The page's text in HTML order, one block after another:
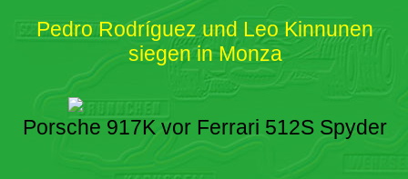
Pedro Rodríguez und Leo Kinnunen
siegen in Monza
Porsche 917K vor Ferrari 512S Spyder